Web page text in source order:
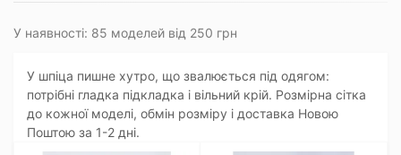
У наявності: 85 моделей від 250 грн
У шпіца пишне хутро, що звалюється під одягом:
потрібні гладка підкладка і вільний крій. Розмірна сітка
до кожної моделі, обмін розміру і доставка Новою
Поштою за 1-2 дні.